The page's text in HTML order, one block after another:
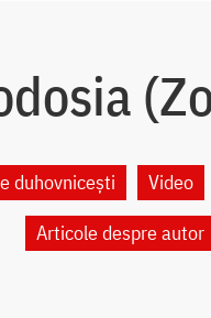
duhovnicești Video
Articole despre autor